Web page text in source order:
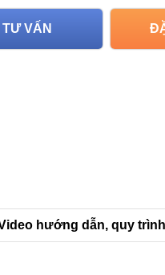
VẤN
hướng dẫn, quy